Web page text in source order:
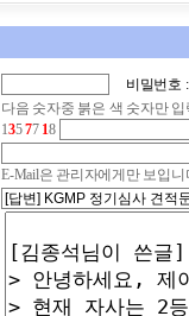
비밀번호
다음 숫자중 붉은 색 숫자만
13577 18
E-Mail은 관리자에게만 보입